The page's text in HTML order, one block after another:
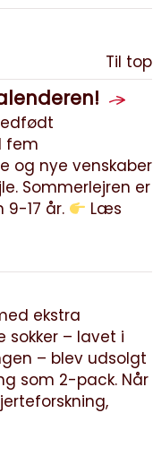
Til top
fem
og nye venskaber
Sommerlejren er
17 år.
Læs
ekstra
sokker – lavet i
– blev udsolgt
som 2-pack. Når